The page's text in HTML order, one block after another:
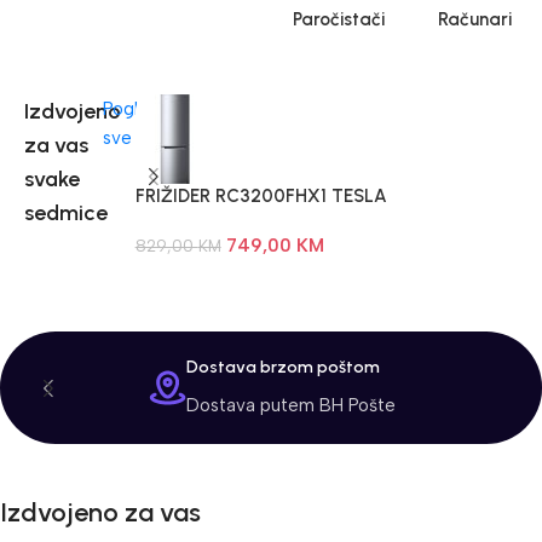
Paročistači Računari
Izdvojeno
za vas
svake
sedmice
Pogledaj
sve
FRIŽIDER RC3200FHX1 TESLA
829,00KM 749,00 KM
Dostava brzom poštom
Dostava putem BH Pošte
Izdvojeno za vas